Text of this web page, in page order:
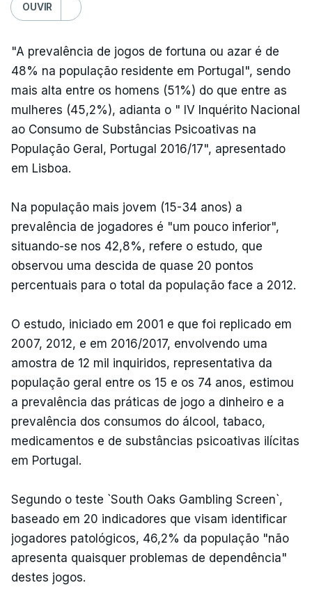
OUVIR
"A prevalência de jogos de fortuna ou azar é de
48% na população residente em Portugal", sendo
mais alta entre os homens (51%) do que entre as
mulheres (45,2%), adianta o " IV Inquérito Nacional
ao Consumo de Substâncias Psicoativas na
População Geral, Portugal 2016/17", apresentado
em Lisboa.
Na população mais jovem (15-34 anos) a
prevalência de jogadores é "um pouco inferior",
situando-se nos 42,8%, refere o estudo, que
observou uma descida de quase 20 pontos
percentuais para o total da população face a 2012.
O estudo, iniciado em 2001 e que foi replicado em
2007, 2012, e em 2016/2017, envolvendo uma
amostra de 12 mil inquiridos, representativa da
população geral entre os 15 e os 74 anos, estimou
a prevalência das práticas de jogo a dinheiro e a
prevalência dos consumos do álcool, tabaco,
medicamentos e de substâncias psicoativas ilícitas
em Portugal.
Segundo o teste `South Oaks Gambling Screen`,
baseado em 20 indicadores que visam identificar
jogadores patológicos, 46,2% da população "não
apresenta quaisquer problemas de dependência"
destes jogos.